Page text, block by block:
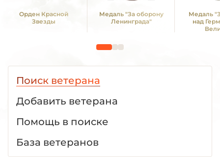
Орден Красной
Звезды
Медаль "За оборону
Ленинграда"
Медаль
над
Поиск ветерана
Добавить ветерана
Помощь в поиске
База ветеранов